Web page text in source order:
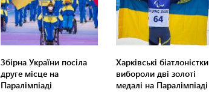
Збірна України посіла
друге місце на
Паралімпіаді
Харківські біатлоністки
вибороли дві золоті
медалі на Паралімпіаді